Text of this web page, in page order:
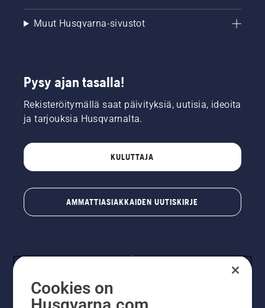
Muut Husqvarna-sivustot
Pysy ajan tasalla!
Rekisteröitymällä saat päivityksiä, uutisia, ideoita
ja tarjouksia Husqvarnalta.
KULUTTAJA
AMMATTIASIAKKAIDEN UUTISKIRJE
Cookies on